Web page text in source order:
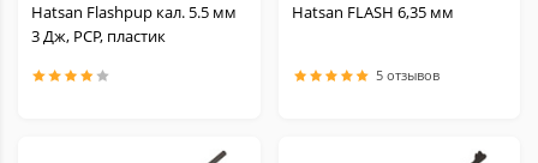
Hatsan Flashpup кал. 5.5 мм
3 Дж, PCP, пластик
Hatsan FLASH 6,35 мм
5 отзывов